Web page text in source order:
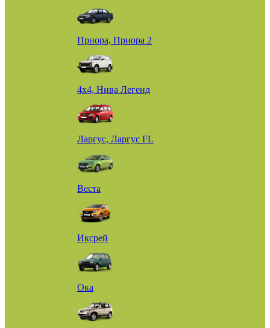
Приора, Приора 2
4х4, Нива Легенд
Ларгус, Ларгус FL
Веста
Иксрей
Ока